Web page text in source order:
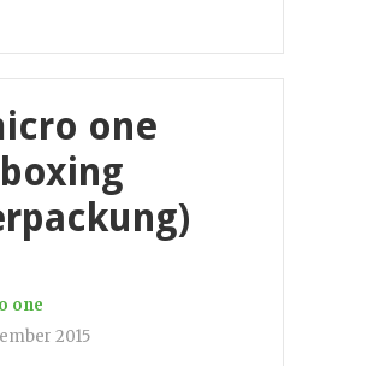
one
one
2015